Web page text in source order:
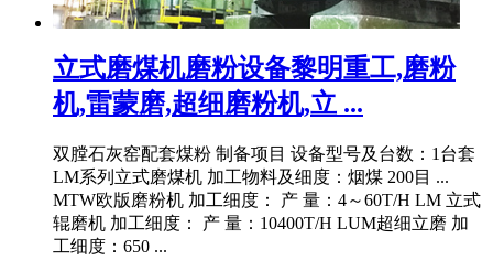
立式磨煤机磨粉设备黎明重工,磨粉
机,雷蒙磨,超细磨粉机,立 ...
双膛石灰窑配套煤粉 制备项目 设备型号及台数：1台套
LM系列立式磨煤机 加工物料及细度：烟煤 200目 ...
MTW欧版磨粉机 加工细度： 产 量：4～60T/H LM 立式
辊磨机 加工细度： 产 量：10400T/H LUM超细立磨 加
工细度：650 ...